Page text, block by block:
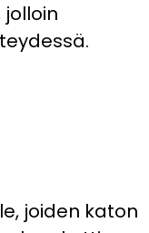
joiden katon